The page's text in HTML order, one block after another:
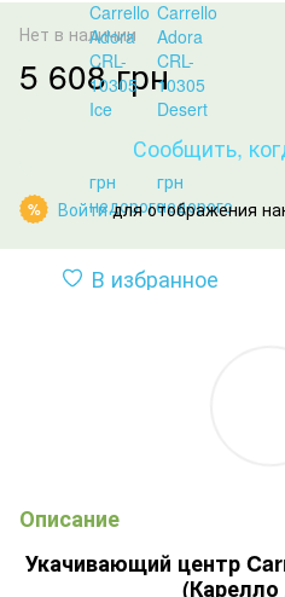
Нет в наличии
5 608 грн
Сообщить,
% Войтидля отображения
В избранное
Описание
Укачивающий центр